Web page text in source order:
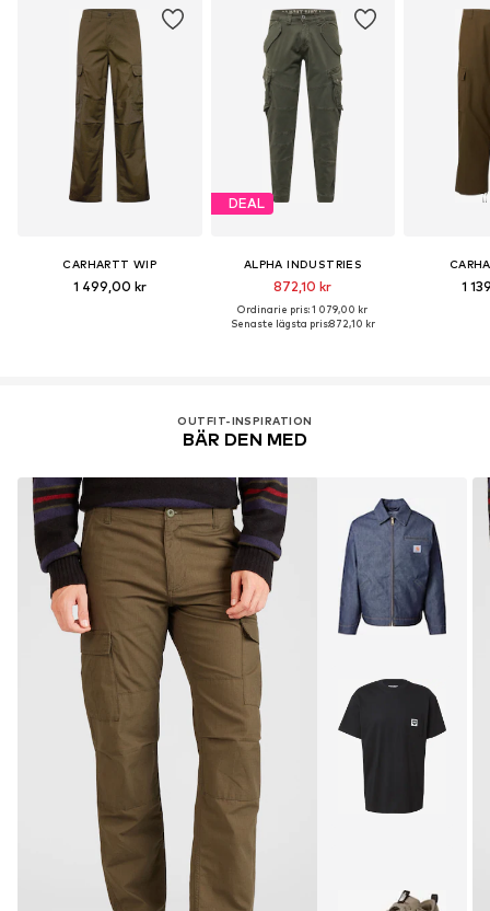
CARHARTT WIP
1 499,00 kr
DEAL
ALPHA INDUSTRIES
872,10 kr
Ordinarie pris: 1 079,00 kr
Senaste lägsta pris:872,10 kr
1
OUTFIT-INSPIRATION
BÄR DEN MED